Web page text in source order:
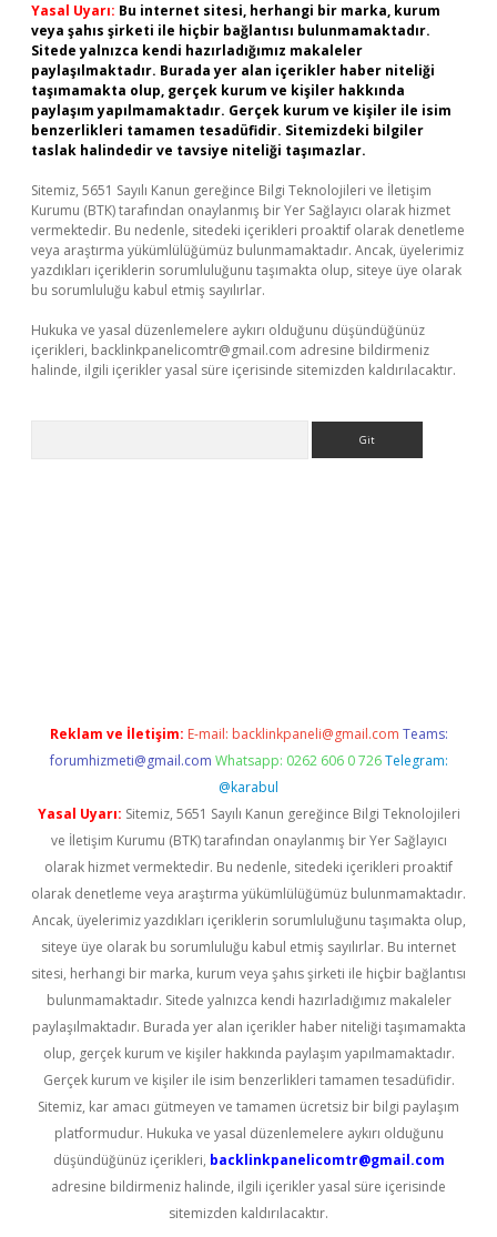
Yasal Uyarı: Bu internet sitesi, herhangi bir marka, kurum
veya şahıs şirketi ile hiçbir bağlantısı bulunmamaktadır.
Sitede yalnızca kendi hazırladığımız makaleler
paylaşılmaktadır. Burada yer alan içerikler haber niteliği
taşımamakta olup, gerçek kurum ve kişiler hakkında
paylaşım yapılmamaktadır. Gerçek kurum ve kişiler ile isim
benzerlikleri tamamen tesadüfidir. Sitemizdeki bilgiler
taslak halindedir ve tavsiye niteliği taşımazlar.
Sitemiz, 5651 Sayılı Kanun gereğince Bilgi Teknolojileri ve İletişim
Kurumu (BTK) tarafından onaylanmış bir Yer Sağlayıcı olarak hizmet
vermektedir. Bu nedenle, sitedeki içerikleri proaktif olarak denetleme
veya araştırma yükümlülüğümüz bulunmamaktadır. Ancak, üyelerimiz
yazdıkları içeriklerin sorumluluğunu taşımakta olup, siteye üye olarak
bu sorumluluğu kabul etmiş sayılırlar.
Hukuka ve yasal düzenlemelere aykırı olduğunu düşündüğünüz
içerikleri, backlinkpanelicomtr@gmail.com adresine bildirmeniz
halinde, ilgili içerikler yasal süre içerisinde sitemizden kaldırılacaktır.
Reklam ve İletişim: E-mail: backlinkpaneli@gmail.com Teams:
forumhizmeti@gmail.com Whatsapp: 0262 606 0 726 Telegram:
@karabul
Yasal Uyarı: Sitemiz, 5651 Sayılı Kanun gereğince Bilgi Teknolojileri
ve İletişim Kurumu (BTK) tarafından onaylanmış bir Yer Sağlayıcı
olarak hizmet vermektedir. Bu nedenle, sitedeki içerikleri proaktif
olarak denetleme veya araştırma yükümlülüğümüz bulunmamaktadır.
Ancak, üyelerimiz yazdıkları içeriklerin sorumluluğunu taşımakta olup,
siteye üye olarak bu sorumluluğu kabul etmiş sayılırlar. Bu internet
sitesi, herhangi bir marka, kurum veya şahıs şirketi ile hiçbir bağlantısı
bulunmamaktadır. Sitede yalnızca kendi hazırladığımız makaleler
paylaşılmaktadır. Burada yer alan içerikler haber niteliği taşımamakta
olup, gerçek kurum ve kişiler hakkında paylaşım yapılmamaktadır.
Gerçek kurum ve kişiler ile isim benzerlikleri tamamen tesadüfidir.
Sitemiz, kar amacı gütmeyen ve tamamen ücretsiz bir bilgi paylaşım
platformudur. Hukuka ve yasal düzenlemelere aykırı olduğunu
düşündüğünüz içerikleri, backlinkpanelicomtr@gmail.com
adresine bildirmeniz halinde, ilgili içerikler yasal süre içerisinde
sitemizden kaldırılacaktır.